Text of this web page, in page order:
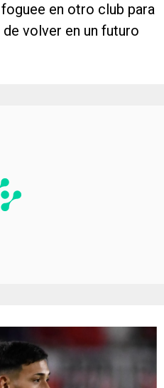
en otro club para
volver en un futuro